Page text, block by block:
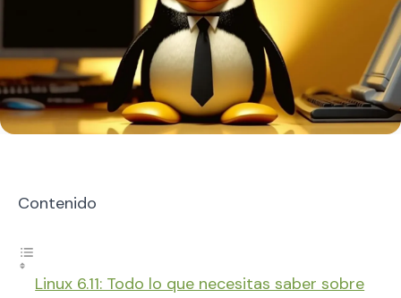
Contenido
Linux 6.11: Todo lo que necesitas saber sobre